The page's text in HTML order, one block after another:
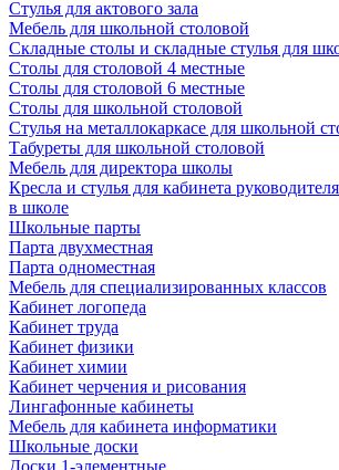
Стулья для актового зала
Мебель для школьной столовой
Складные столы и складные стулья для
Столы для столовой 4 местные
Столы для столовой 6 местные
Столы для школьной столовой
Стулья на металлокаркасе для школьной
Табуреты для школьной столовой
Мебель для директора школы
Кресла и стулья для кабинета
в школе
Школьные парты
Парта двухместная
Парта одноместная
Мебель для специализированных классов
Кабинет логопеда
Кабинет труда
Кабинет физики
Кабинет химии
Кабинет черчения и рисования
Лингафонные кабинеты
Мебель для кабинета информатики
Школьные доски
Доски 1-элементные